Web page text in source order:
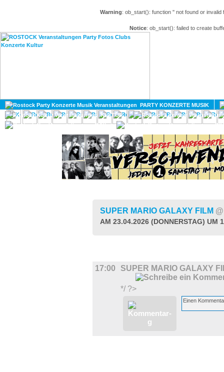
Warning: ob_start(): function '' not found or
Notice: ob_start(): failed to create
PARTY KONZERTE MUSIK
KULTUR
GAY
SUPER MARIO GALAXY FILM
AM 23.04.2026 (DONNERSTAG) UM
17:00 SUPER MARIO GALAXY
*/ ?>